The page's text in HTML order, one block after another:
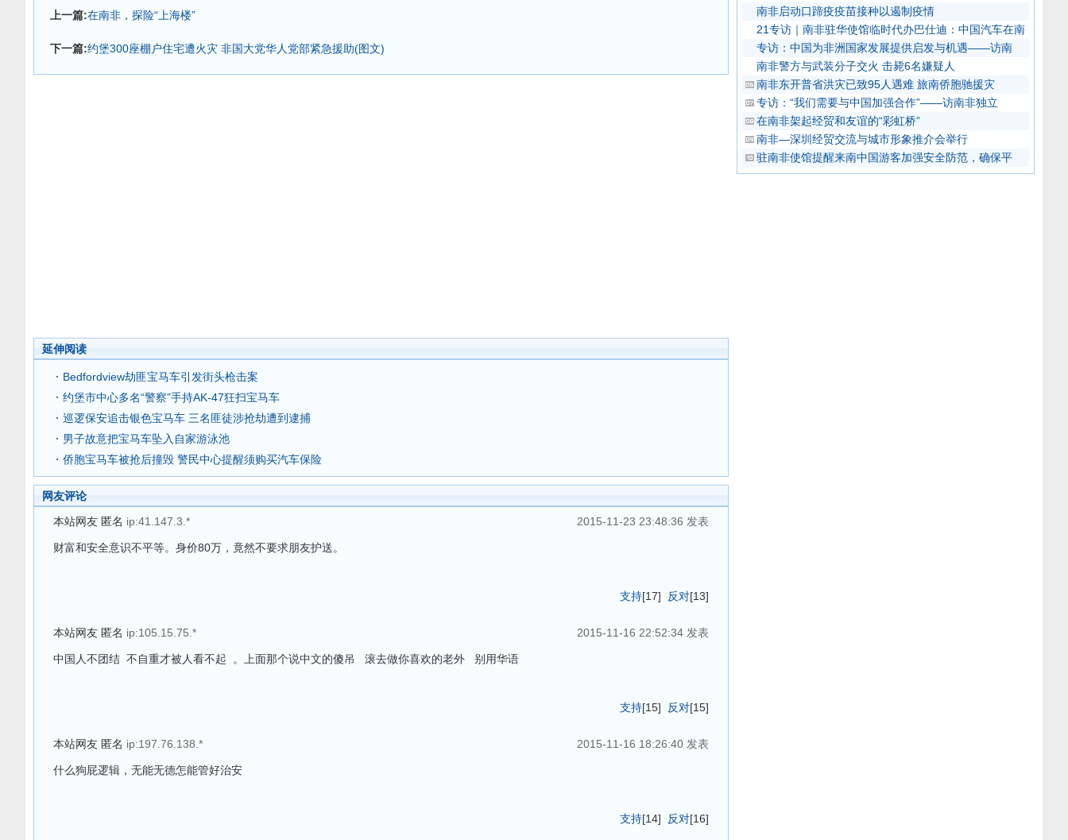
上一篇:在南非，探险“上海楼”
下一篇:约堡300座棚户住宅遭火灾 非国大党华人党部紧急援助(图文)
延伸阅读
Bedfordview劫匪宝马车引发街头枪击案
约堡市中心多名“警察”手持AK-47狂扫宝马车
巡逻保安追击银色宝马车 三名匪徒涉抢劫遭到逮捕
男子故意把宝马车坠入自家游泳池
侨胞宝马车被抢后撞毁 警民中心提醒须购买汽车保险
网友评论
本站网友 匿名 ip:41.147.3.* 2015-11-23 23:48:36 发表
财富和安全意识不平等。身价80万，竟然不要求朋友护送。
支持[17] 反对[13]
本站网友 匿名 ip:105.15.75.* 2015-11-16 22:52:34 发表
中国人不团结 不自重才被人看不起 。上面那个说中文的傻吊 滚去做你喜欢的老外 别用华语
支持[15] 反对[15]
本站网友 匿名 ip:197.76.138.* 2015-11-16 18:26:40 发表
什么狗屁逻辑，无能无德怎能管好治安
支持[14] 反对[16]
南非启动口蹄疫疫苗接种以遏制疫情
21专访｜南非驻华使馆临时代办巴仕迪：中国汽车在南
专访：中国为非洲国家发展提供启发与机遇——访南
南非警方与武装分子交火 击毙6名嫌疑人
南非东开普省洪灾已致95人遇难 旅南侨胞驰援灾
专访：“我们需要与中国加强合作”——访南非独立
在南非架起经贸和友谊的“彩虹桥”
南非—深圳经贸交流与城市形象推介会举行
驻南非使馆提醒来南中国游客加强安全防范，确保平